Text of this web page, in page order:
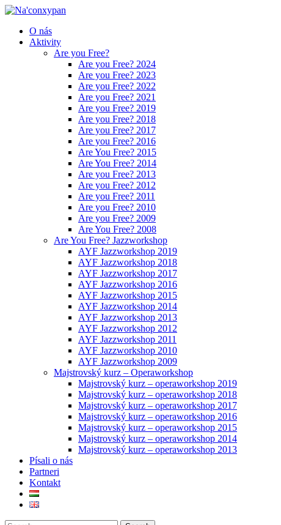
O nás
Aktivity
Are you Free?
Are you Free? 2024
Are you Free? 2023
Are you Free? 2022
Are you Free? 2021
Are you Free? 2019
Are you Free? 2018
Are you Free? 2017
Are you Free? 2016
Are You Free? 2015
Are You Free? 2014
Are you Free? 2013
Are you Free? 2012
Are you Free? 2011
Are you Free? 2010
Are you Free? 2009
Are You Free? 2008
Are You Free? Jazzworkshop
AYF Jazzworkshop 2019
AYF Jazzworkshop 2018
AYF Jazzworkshop 2017
AYF Jazzworkshop 2016
AYF Jazzworkshop 2015
AYF Jazzworkshop 2014
AYF Jazzworkshop 2013
AYF Jazzworkshop 2012
AYF Jazzworkshop 2011
AYF Jazzworkshop 2010
AYF Jazzworkshop 2009
Majstrovský kurz – Operaworkshop
Majstrovský kurz – operaworkshop 2019
Majstrovský kurz – operaworkshop 2018
Majstrovský kurz – operaworkshop 2017
Majstrovský kurz – operaworkshop 2016
Majstrovský kurz – operaworkshop 2015
Majstrovský kurz – operaworkshop 2014
Majstrovský kurz – operaworkshop 2013
Písali o nás
Partneri
Kontakt